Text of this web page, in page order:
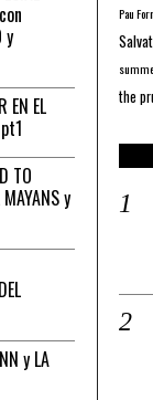
y
EN EL
TO
y
y LA
Pau
the